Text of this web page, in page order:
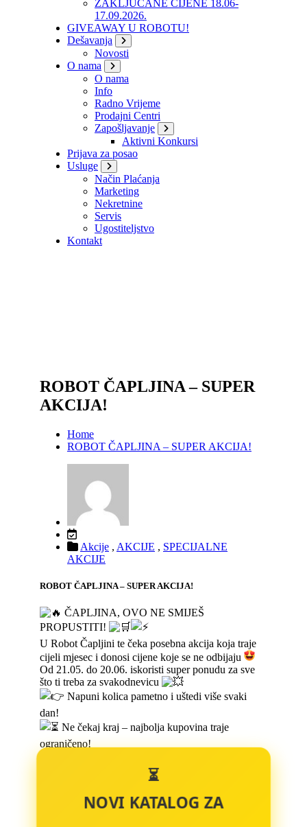
ZAKLJUČANE CIJENE 18.06-
17.09.2026.
GIVEAWAY U ROBOTU!
Dešavanja
Novosti
O nama
O nama
Info
Radno Vrijeme
Prodajni Centri
Zapošljavanje
Aktivni Konkursi
Prijava za posao
Usluge
Način Plaćanja
Marketing
Nekretnine
Servis
Ugostiteljstvo
Kontakt
ROBOT ČAPLJINA – SUPER
AKCIJA!
Home
ROBOT ČAPLJINA – SUPER AKCIJA!
Akcije , AKCIJE , SPECIJALNE
AKCIJE
ROBOT ČAPLJINA – SUPER AKCIJA!
ČAPLJINA, OVO NE SMIJEŠ
PROPUSTITI!
U Robot Čapljini te čeka posebna akcija koja traje
cijeli mjesec i donosi cijene koje se ne odbijaju
Od 21.05. do 20.06. iskoristi super ponudu za sve
što ti treba za svakodnevicu
Napuni kolica pametno i uštedi više svaki
dan!
Ne čekaj kraj – najbolja kupovina traje
ograničeno!
⏳
NOVI KATALOG ZA